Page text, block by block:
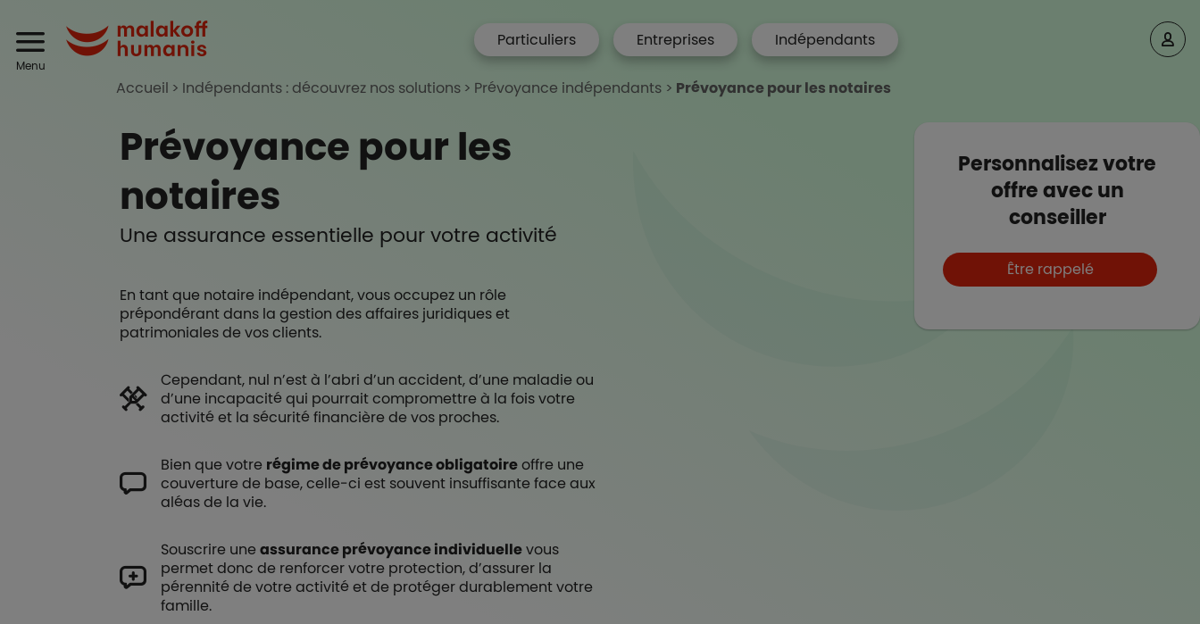
Header
Menu Malakoff Humanis Accueil
menu hp
Particuliers Entreprises Indépendants
Accueil Indépendants : découvrez nos solutions Prévoyance indépendants Prévoyance pour les notaires
Prévoyance pour les
notaires
Une assurance essentielle pour votre activité
En tant que notaire indépendant, vous occupez un rôle
prépondérant dans la gestion des affaires juridiques et
patrimoniales de vos clients.
Cependant, nul n’est à l’abri d’un accident, d’une maladie ou
d’une incapacité qui pourrait compromettre à la fois votre
activité et la sécurité financière de vos proches.
Bien que votre régime de prévoyance obligatoireoffre une
couverture de base, celle-ci est souvent insuffisante face aux
aléas de la vie.
Souscrire uneassurance prévoyance individuellevous
permet donc de renforcer votre protection, d’assurer la
pérennité de votre activité et de protéger durablement votre
famille.
Personnalisez votre
offre avec un
conseiller
Boutons et liens
Être rappelé